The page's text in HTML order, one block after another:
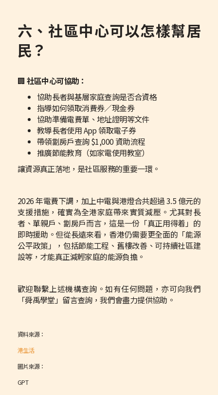
六、社區中心可以怎樣幫居
民？
🏢 社區中心可協助：
協助長者與基層家庭查詢是否合資格
指導如何領取消費券／現金券
協助準備電費單、地址證明等文件
教導長者使用 App 領取電子券
帶領劏房戶查詢 $1,000 資助流程
推廣節能教育（如家電使用教室）
讓資源真正落地，是社區服務的重要一環。
2026 年電費下調，加上中電與港燈合共超過 3.5 億元的
支援措施，確實為全港家庭帶來實質減壓。尤其對長
者、單親戶、劏房戶而言，這是一份「真正用得着」的
即時援助。但從長遠來看，香港仍需要更全面的「能源
公平政策」，包括節能工程、舊樓改善、可持續社區建
設等，才能真正減輕家庭的能源負擔。
歡迎聯繫上述機構查詢。如有任何問題，亦可向我們
「舜禹學堂」留言查詢，我們會盡力提供協助。
資料來源：
港生活
圖片來源：
GPT